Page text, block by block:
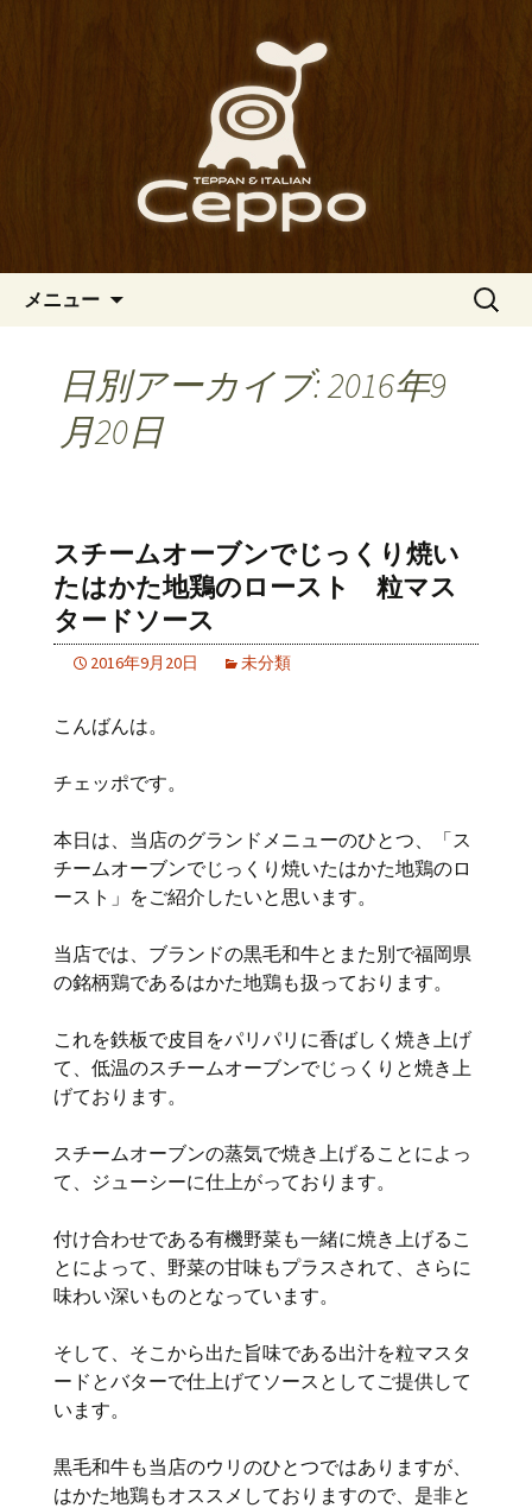
南船場・心斎橋のイタリアン
「Ceppo（チェッポ）」の公式
イタリアン「Ceppo（チェッポ）」。
さまざまなパスタや讃岐オリーブ牛の
ステーキのほか、バルメニューも豊富
にご用意。デートにも一人飲みのお客
様にもぴったりです。
メニュー
検
日別アーカイブ: 2016年9
月20日
スチームオーブンでじっくり焼い
たはかた地鶏のロースト 粒マス
タードソース
2016年9月20日 未分類
こんばんは。
チェッポです。
本日は、当店のグランドメニューのひとつ、「ス
チームオーブンでじっくり焼いたはかた地鶏のロ
ースト」をご紹介したいと思います。
当店では、ブランドの黒毛和牛とまた別で福岡県
の銘柄鶏であるはかた地鶏も扱っております。
これを鉄板で皮目をパリパリに香ばしく焼き上げ
て、低温のスチームオーブンでじっくりと焼き上
げております。
スチームオーブンの蒸気で焼き上げることによっ
て、ジューシーに仕上がっております。
付け合わせである有機野菜も一緒に焼き上げるこ
とによって、野菜の甘味もプラスされて、さらに
味わい深いものとなっています。
そして、そこから出た旨味である出汁を粒マスタ
ードとバターで仕上げてソースとしてご提供して
います。
黒毛和牛も当店のウリのひとつではありますが、
はかた地鶏もオススメしておりますので、是非と